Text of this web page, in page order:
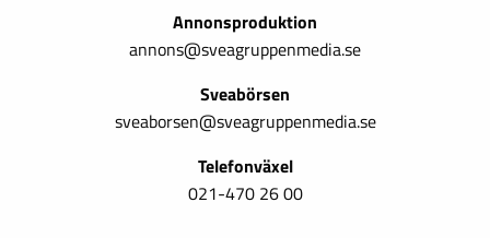
Annonsproduktion
annons@sveagruppenmedia.se
Sveabörsen
sveaborsen@sveagruppenmedia.se
Telefonväxel
021-470 26 00